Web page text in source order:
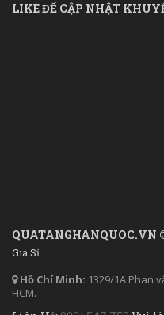
LIKE ĐỂ CẬP NHẬT
QUATANGHANQUOC.VN
Giá Sỉ
Hồ Chí Minh: 1329/1A Phan
HCM.